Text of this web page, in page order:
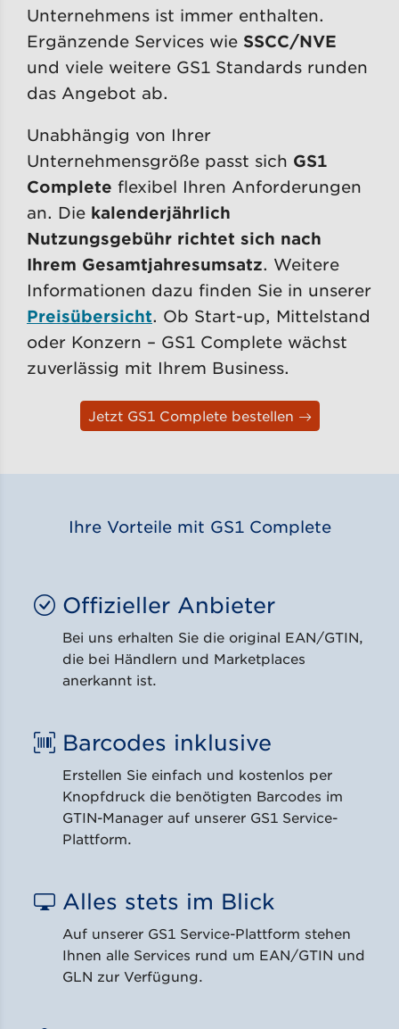
Unternehmens ist immer enthalten.
Ergänzende Services wie SSCC/NVE
und viele weitere GS1 Standards runden
das Angebot ab.
Unabhängig von Ihrer
Unternehmensgröße passt sich GS1
Complete flexibel Ihren Anforderungen
an. Die kalenderjährlich
Nutzungsgebühr richtet sich nach
Ihrem Gesamtjahresumsatz. Weitere
Informationen dazu finden Sie in unserer
Preisübersicht. Ob Start-up, Mittelstand
oder Konzern – GS1 Complete wächst
zuverlässig mit Ihrem Business.
Jetzt GS1 Complete bestellen
Ihre Vorteile mit GS1 Complete
Offizieller Anbieter
Bei uns erhalten Sie die original EAN/GTIN,
die bei Händlern und Marketplaces
anerkannt ist.
Barcodes inklusive
Erstellen Sie einfach und kostenlos per
Knopfdruck die benötigten Barcodes im
GTIN-Manager auf unserer GS1 Service-
Plattform.
Alles stets im Blick
Auf unserer GS1 Service-Plattform stehen
Ihnen alle Services rund um EAN/GTIN und
GLN zur Verfügung.